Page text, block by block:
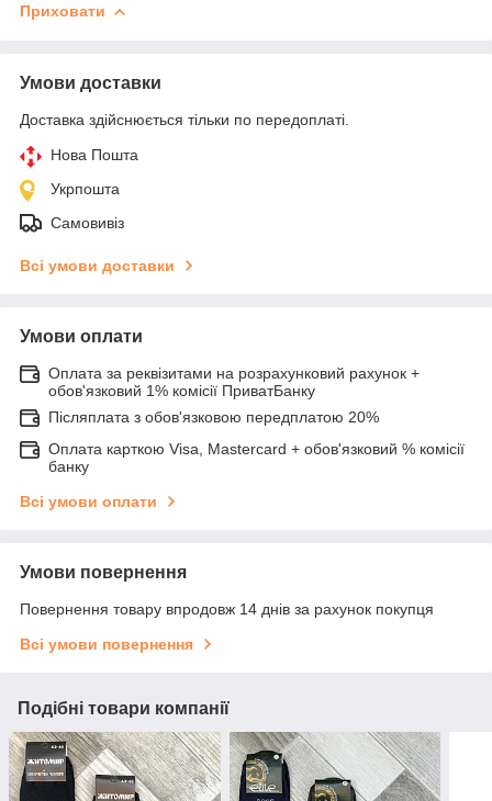
Приховати
Умови доставки
Доставка здійснюється тільки по передоплаті.
Нова Пошта
Укрпошта
Самовивіз
Всі умови доставки
Умови оплати
Оплата за реквізитами на розрахунковий рахунок +
обов'язковий 1% комісії ПриватБанку
Післяплата з обов'язковою передплатою 20%
Оплата карткою Visa, Mastercard + обов'язковий % комісії
банку
Всі умови оплати
Умови повернення
Повернення товару впродовж 14 днів за рахунок покупця
Всі умови повернення
Подібні товари компанії